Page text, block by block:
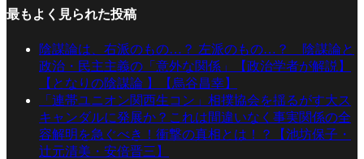
最もよく見られた投稿
陰謀論は、右派のもの…？ 左派のもの…？ 陰謀論と
政治・民主主義の「意外な関係」【政治学者が解説】
【となりの陰謀論 】【烏谷昌幸】
「連帯ユニオン関西生コン」相撲協会を揺るがす大ス
キャンダルに発展か？これは間違いなく事実関係の全
容解明を急ぐべき！衝撃の真相とは！？【池坊保子・
辻元清美・安倍晋三】